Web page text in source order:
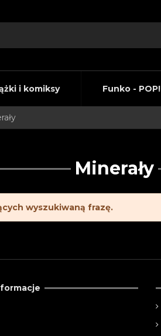
i komiksy Funko - POP!
Minerały
wyszukiwaną frazę.